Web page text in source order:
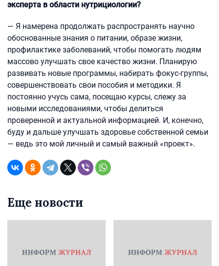
эксперта в области нутрициологии?
— Я намерена продолжать распространять научно
обоснованные знания о питании, образе жизни,
профилактике заболеваний, чтобы помогать людям
массово улучшать свое качество жизни. Планирую
развивать новые программы, набирать фокус-группы,
совершенствовать свои пособия и методики. Я
постоянно учусь сама, посещаю курсы, слежу за
новыми исследованиями, чтобы делиться
проверенной и актуальной информацией. И, конечно,
буду и дальше улучшать здоровье собственной семьи
— ведь это мой личный и самый важный «проект».
Еще новости